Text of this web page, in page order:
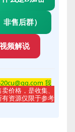
售后群）
频解说
我
价格，是收集、
资源仅限于参考